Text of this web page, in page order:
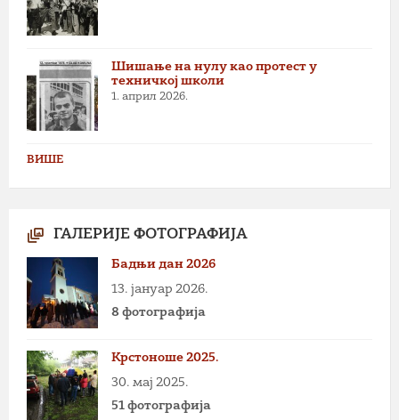
Шишање на нулу као протест у
техничкој школи
1. април 2026.
ВИШЕ
ГАЛЕРИЈЕ ФОТОГРАФИЈА
Бадњи дан 2026
13. јануар 2026.
8 фотографија
Крстоноше 2025.
30. мај 2025.
51 фотографија